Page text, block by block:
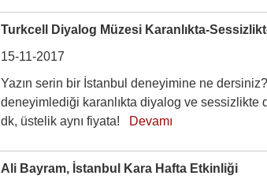
Turkcell Diyalog Müzesi Karanlıkta-
15-11-2017
Yazın serin bir İstanbul deneyimine ne
deneyimlediği karanlıkta diyalog ve sessizlikte
dk, üstelik aynı fiyata!
Devamı
Ali Bayram, İstanbul Kara Hafta Etkinliği